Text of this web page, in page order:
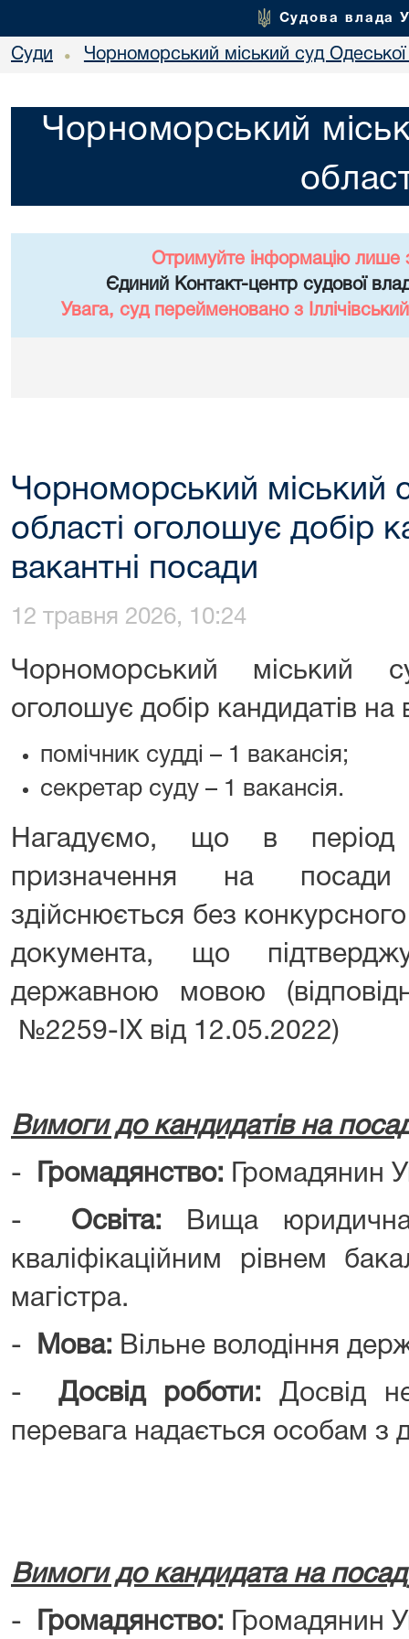
Судова влада
Суди • Чорноморський міський суд Одеської
Чорноморський
Отримуйте інформацію лише
Єдиний Контакт-центр судової
Увага, суд перейменовано з
Чорноморський міський
області оголошує добір
вакантні посади
12 травня 2026, 10:24
Чорноморський міський
оголошує добір кандидатів на
помічник судді – 1 вакансія;
секретар суду – 1 вакансія.
Нагадуємо, що в період
призначення на
здійснюється без
документа, що
державною мовою
№2259-ІХ від 12.05.2022)
Вимоги до кандидатів на
-
Громадянство:
- Освіта: Вища юридична
кваліфікаційним рівнем
магістра.
-
Мова: Вільне володіння
- Досвід роботи: Досвід
перевага надається особам з
Вимоги до кандидата на
-
Громадянство: Громадянин